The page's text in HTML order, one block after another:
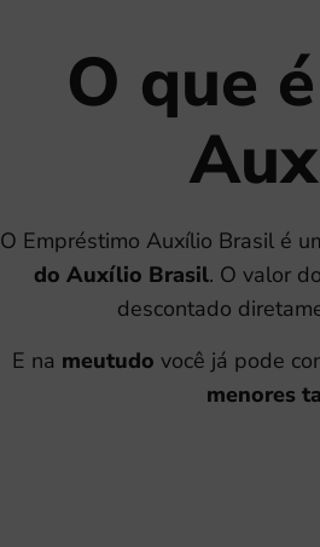
O que
O Empréstimo Auxílio Brasil é
do Auxílio Brasil. O valor
descontado
E na meutudo você já pode
menores